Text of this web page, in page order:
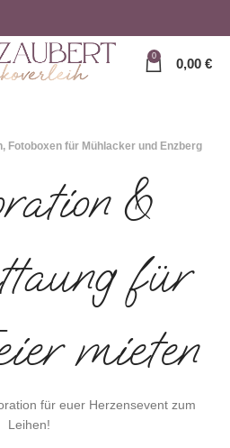
0 0,00 €
Fotoboxen für Mühlacker und Enzberg
&
für
mieten
für euer Herzensevent zum
Leihen!